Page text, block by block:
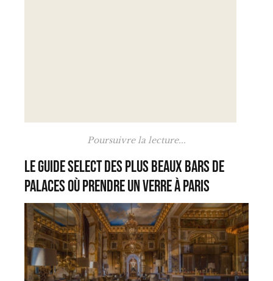
Poursuivre la lecture...
Le Guide Select des plus beaux bars de
palaces où prendre un verre à Paris